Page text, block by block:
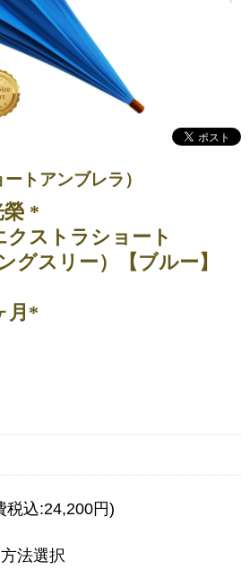
トアンブレラ）
榮 *
ストラショート
グスリー）【ブルー】
月*
税込:24,200円)
法選択